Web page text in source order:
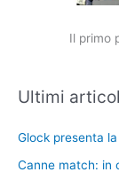
Il primo
Ultimi
Glock presenta
Canne match: in